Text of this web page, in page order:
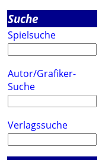
Suche
Spielsuche
Autor/Grafiker-
Suche
Verlagssuche